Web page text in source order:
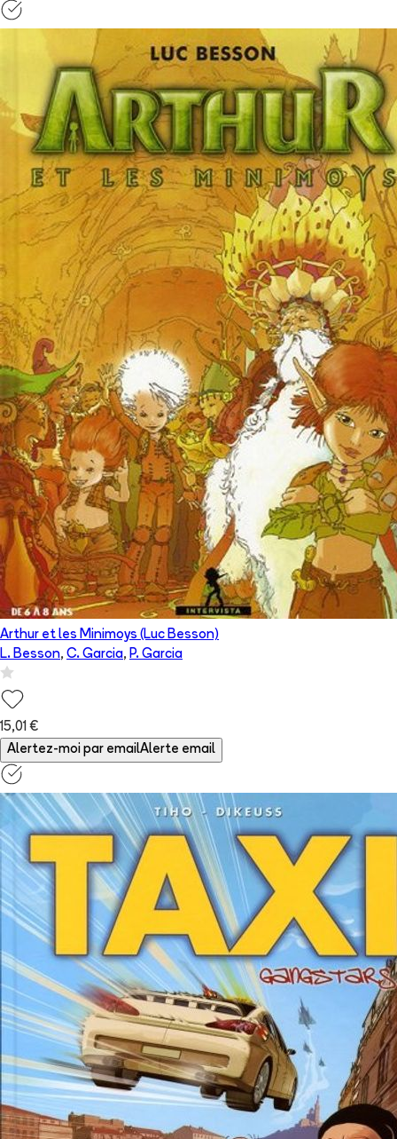
Arthur et les Minimoys (Luc Besson)
L. Besson, C. Garcia, P. Garcia
15,01 €
Alertez-moi par emailAlerte email